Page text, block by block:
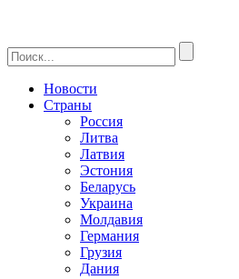
Новости
Страны
Россия
Литва
Латвия
Эстония
Беларусь
Украина
Молдавия
Германия
Грузия
Дания